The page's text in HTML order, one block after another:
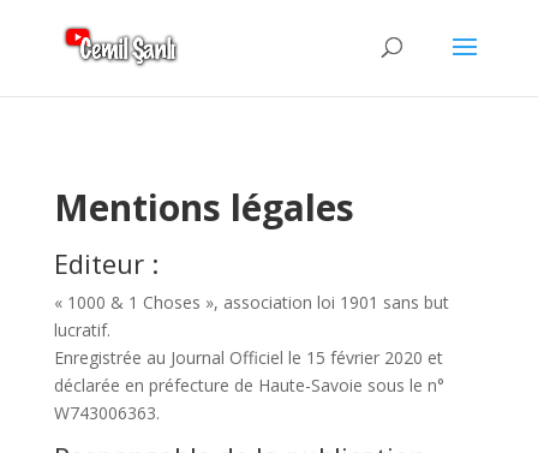
Mentions légales
Editeur :
« 1000 & 1 Choses », association loi 1901 sans but
lucratif.
Enregistrée au Journal Officiel le 15 février 2020 et
déclarée en préfecture de Haute-Savoie sous le n°
W743006363.